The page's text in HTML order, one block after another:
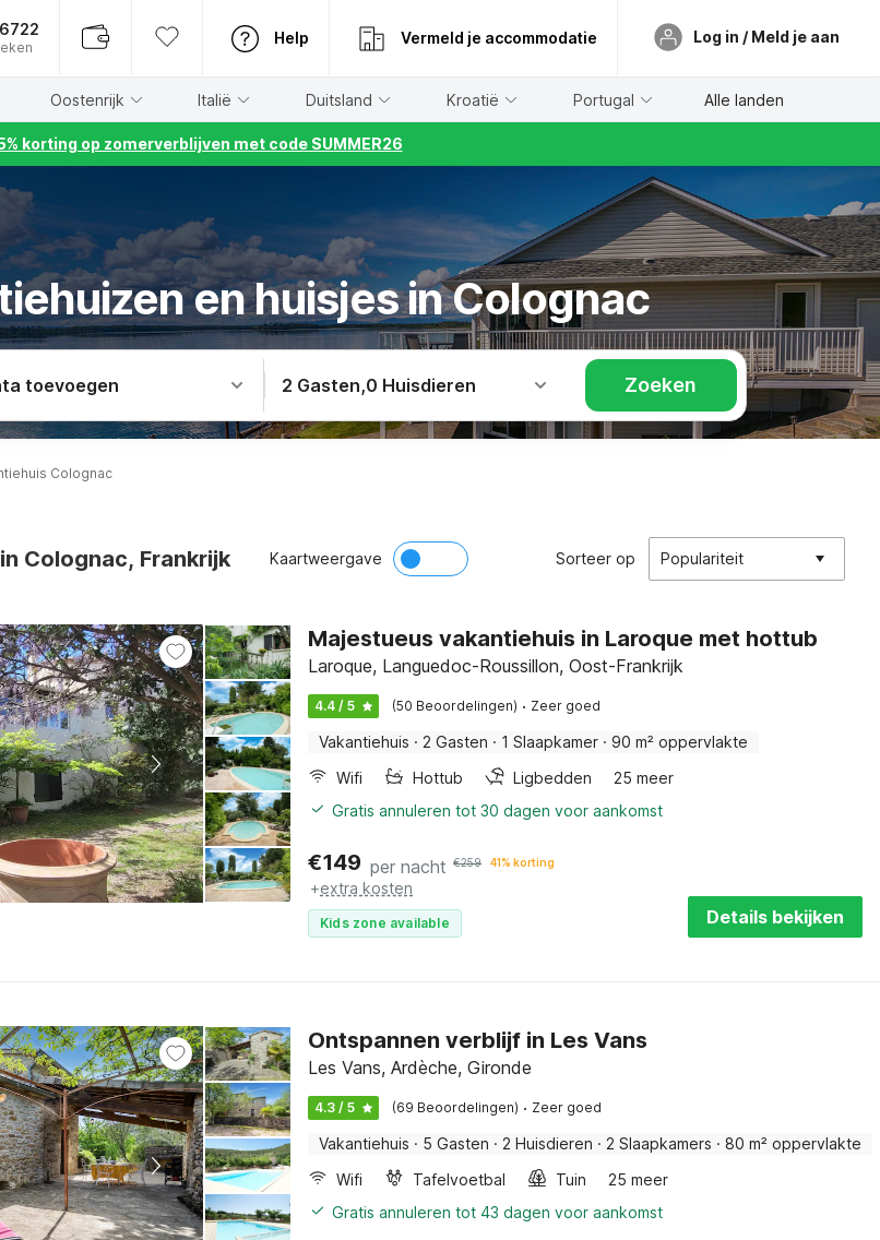
Help Vermeld je accommodatie Log in / Meld je aan
Oostenrijk Italië Duitsland Kroatië Portugal Alle landen
korting op zomerverblijven met code SUMMER26
en huisjes in Colognac
toevoegen 2 Gasten,0 Huisdieren Zoeken
Colognac
Colognac, Frankrijk Kaartweergave Sorteer op Populariteit
Majestueus vakantiehuis in Laroque met hottub
Laroque, Languedoc-Roussillon, Oost-Frankrijk
4.4 / 5 (50 Beoordelingen) · Zeer goed
Vakantiehuis · 2 Gasten · 1 Slaapkamer · 90 m² oppervlakte
Wifi
Hottub Ligbedden
25 meer
Gratis annuleren tot 30 dagen voor aankomst
€149 per nacht €259 41% korting
+extra kosten
Kids zone available Details bekijken
Ontspannen verblijf in Les Vans
Les Vans, Ardèche, Gironde
4.3 / 5 (69 Beoordelingen) · Zeer goed
Vakantiehuis · 5 Gasten · 2 Huisdieren · 2 Slaapkamers · 80 m² oppervlakte
Wifi
Tafelvoetbal Tuin
25 meer
Gratis annuleren tot 43 dagen voor aankomst